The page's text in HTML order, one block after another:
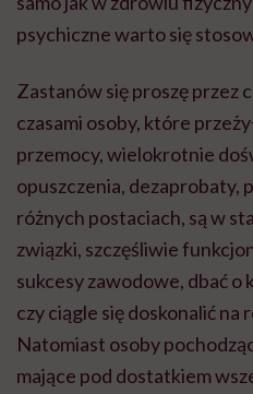
psychiczne warto się
Zastanów się proszę przez
czasami osoby, które
przemocy, wielokrotnie
opuszczenia, dezaprobaty,
różnych postaciach, są w
związki, szczęśliwie
sukcesy zawodowe, dbać o
czy ciągle się doskonalić na
Natomiast osoby
mające pod dostatkiem